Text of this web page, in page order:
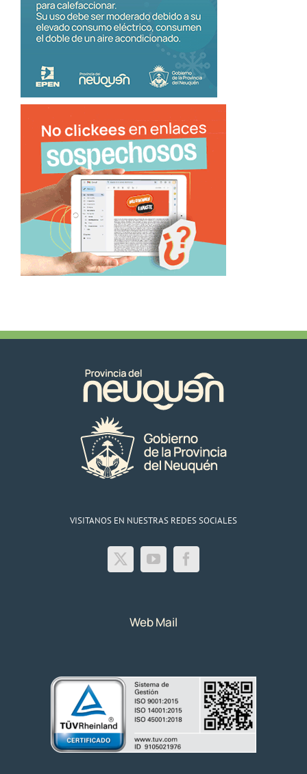
VISITANOS EN NUESTRAS REDES SOCIALES
Web Mail